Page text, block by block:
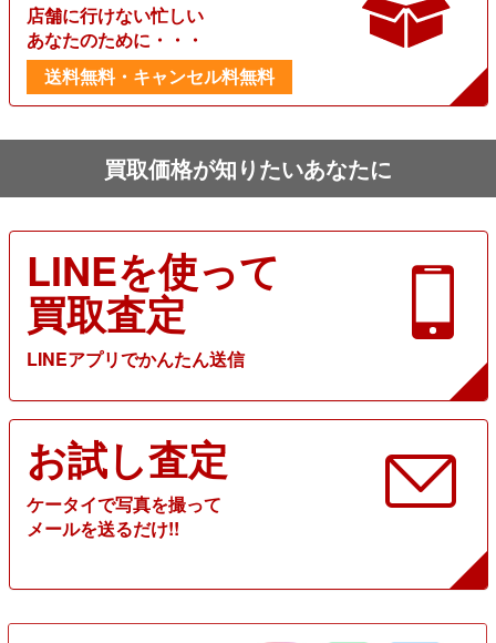
店舗に行けない忙しい
あなたのために・・・
送料無料・キャンセル料無料
買取価格が知りたいあなたに
LINEを使って
買取査定
LINEアプリでかんたん送信
お試し査定
ケータイで写真を撮って
メールを送るだけ!!